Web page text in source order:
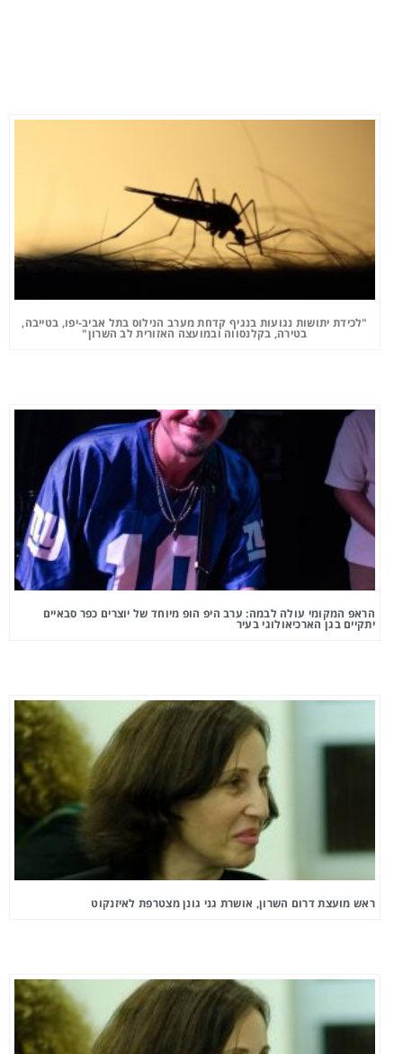
"לכידת יתושות נגועות בנגיף קדחת מערב הנילוס בתל אביב-יפו, בטייבה,
בטירה, בקלנסווה ובמועצה האזורית לב השרון"
הראפ המקומי עולה לבמה: ערב היפ הופ מיוחד של יוצרים כפר סבאיים
יתקיים בגן הארכיאולוגי בעיר
ראש מועצת דרום השרון, אושרת גני גונן מצטרפת לאיזנקוט